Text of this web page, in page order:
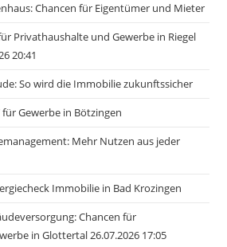
Chancen für Eigentümer und Mieter
Privathaushalte und Gewerbe in Riegel
20:41
So wird die Immobilie zukunftssicher
Gewerbe in Bötzingen
Mehr Nutzen aus jeder
Immobilie in Bad Krozingen
Chancen für
in Glottertal 26.07.2026 17:05